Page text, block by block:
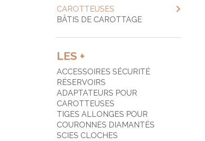
CAROTTEUSES
BÂTIS DE CAROTTAGE
LES +
ACCESSOIRES SÉCURITÉ
RÉSERVOIRS
ADAPTATEURS POUR
CAROTTEUSES
TIGES ALLONGES POUR
COURONNES DIAMANTÉS
SCIES CLOCHES